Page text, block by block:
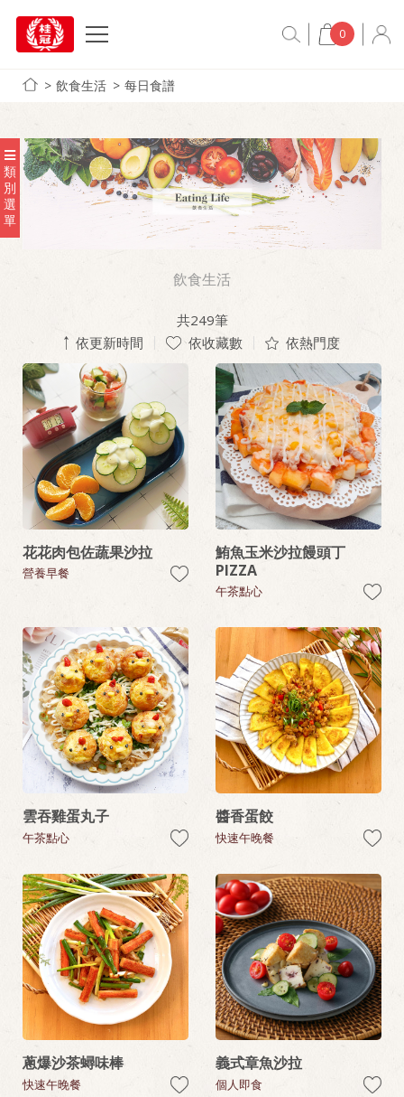
0
飲食生活 每日食譜
類
別
選
單
飲食生活
共249筆
依更新時間
依收藏數 依熱門度
花花肉包佐蔬果沙拉
營養早餐
鮪魚玉米沙拉饅頭丁
PIZZA
午茶點心
雲吞雞蛋丸子
午茶點心
醬香蛋餃
快速午晚餐
蔥爆沙茶蟳味棒
快速午晚餐
義式章魚沙拉
個人即食